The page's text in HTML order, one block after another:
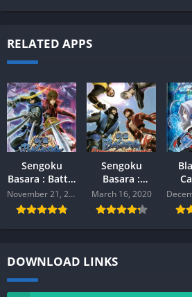
RELATED APPS
Sengoku
Basara : Battle
Heroes (
Cheat )
November 21, 2019
Sengoku
Basara :
Chronicle
Heroes +Save
)
March 16, 2020
DOWNLOAD LINKS